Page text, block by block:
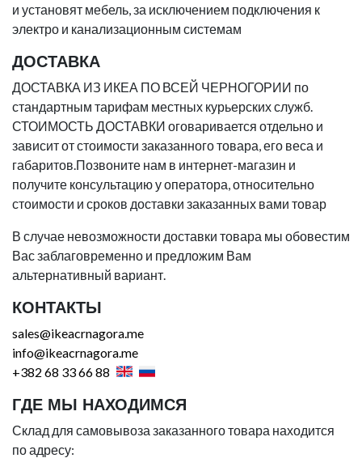
и установят мебель, за исключением подключения к
электро и канализационным системам
ДОСТАВКА
ДОСТАВКА ИЗ ИКЕА ПО ВСЕЙ ЧЕРНОГОРИИ по
стандартным тарифам местных курьерских служб.
СТОИМОСТЬ ДОСТАВКИ оговаривается отдельно и
зависит от стоимости заказанного товара, его веса и
габаритов.Позвоните нам в интернет-магазин и
получите консультацию у оператора, относительно
стоимости и сроков доставки заказанных вами товар
В случае невозможности доставки товара мы обовестим
Вас заблаговременно и предложим Вам
альтернативный вариант.
КОНТАКТЫ
sales@ikeacrnagora.me
info@ikeacrnagora.me
+382 68 33 66 88
ГДЕ МЫ НАХОДИМСЯ
Склад для самовывоза заказанного товара находится
по адресу: